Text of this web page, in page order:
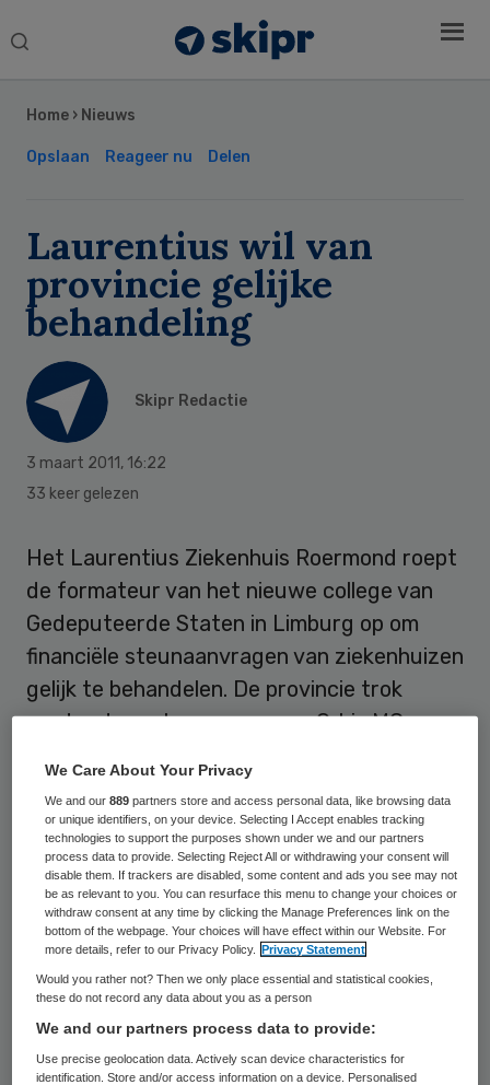
Search
Home › Nieuws
Opslaan Reageer nu Delen
Laurentius wil van
provincie gelijke
behandeling
Skipr Redactie
3 maart 2011, 16:22
33 keer gelezen
Het Laurentius Ziekenhuis Roermond roept
de formateur van het nieuwe college van
Gedeputeerde Staten in Limburg op om
financiële steunaanvragen van ziekenhuizen
gelijk te behandelen. De provincie trok
eerder de portemonnee voor Orbis MC en
het Laurentius recht op een provinciale
bouwsubsidie, garantstelling of
achtergestelde lening, vindt
bestuursvoorzitter Jack Thiadens.
Gelijke behandeling
Thiadens staat “positief” tegenover de
Sidebar
We Care About Your Privacy
We and our889 partners store and access personal data, like browsing data
or unique identifiers, on your device. Selecting I Accept enables tracking
technologies to support the purposes shown under we and our partners
process data to provide. Selecting Reject All or withdrawing your consent will
disable them. If trackers are disabled, some content and ads you see may not
be as relevant to you. You can resurface this menu to change your choices or
withdraw consent at any time by clicking the Manage Preferences link on the
bottom of the webpage. Your choices will have effect within our Website. For
more details, refer to our Privacy Policy.
Privacy Statement
Would you rather not? Then we only place essential and statistical cookies,
these do not record any data about you as a person
We and our partners process data to provide:
Use precise geolocation data. Actively scan device characteristics for
identification. Store and/or access information on a device. Personalised